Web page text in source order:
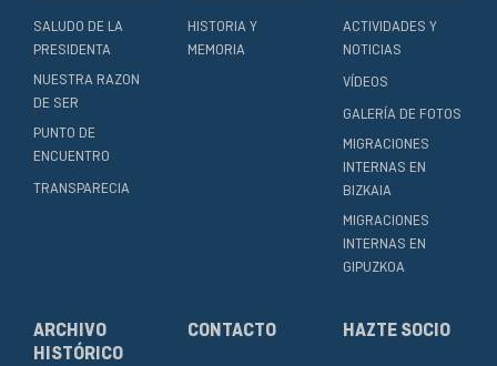
SALUDO DE LA
PRESIDENTA
NUESTRA RAZON
DE SER
PUNTO DE
ENCUENTRO
TRANSPARECIA
HISTORIA Y
MEMORIA
ACTIVIDADES Y
NOTICIAS
VÍDEOS
GALERÍA DE FOTOS
MIGRACIONES
INTERNAS EN
BIZKAIA
MIGRACIONES
INTERNAS EN
GIPUZKOA
ARCHIVO
HISTÓRICO
CONTACTO HAZTE SOCIO